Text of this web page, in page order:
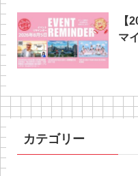
【
マ
カテゴリー